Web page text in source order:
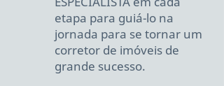
etapa para guiá-lo na
jornada para se tornar um
corretor de imóveis de
grande sucesso.